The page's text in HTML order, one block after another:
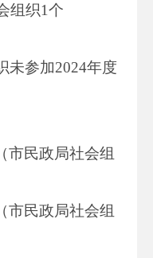
组织1个
未参加2024年度
市民政局社会组
市民政局社会组